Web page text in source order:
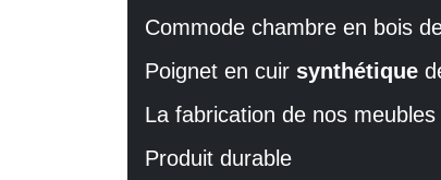
Commode chambre en bois
Poignet en cuir synthétique
La fabrication de nos
Produit durable